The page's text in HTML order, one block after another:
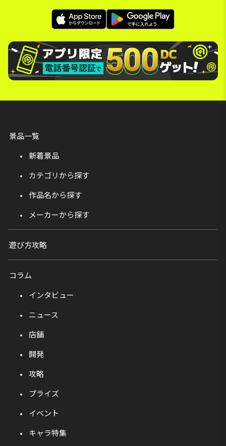
景品一覧
新着景品
カテゴリから探す
作品名から探す
メーカーから探す
遊び方攻略
コラム
インタビュー
ニュース
店舗
開発
攻略
プライズ
イベント
キャラ特集